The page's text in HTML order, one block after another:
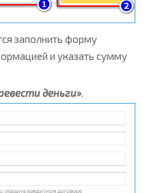
заполнить форму
и указать сумму
деньги».